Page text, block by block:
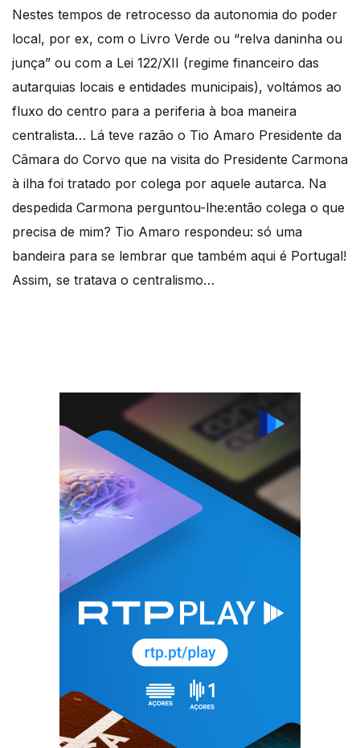
Nestes tempos de retrocesso da autonomia do poder
local, por ex, com o Livro Verde ou “relva daninha ou
junça” ou com a Lei 122/XII (regime financeiro das
autarquias locais e entidades municipais), voltámos ao
fluxo do centro para a periferia à boa maneira
centralista… Lá teve razão o Tio Amaro Presidente da
Câmara do Corvo que na visita do Presidente Carmona
à ilha foi tratado por colega por aquele autarca. Na
despedida Carmona perguntou-lhe:então colega o que
precisa de mim? Tio Amaro respondeu: só uma
bandeira para se lembrar que também aqui é Portugal!
Assim, se tratava o centralismo…